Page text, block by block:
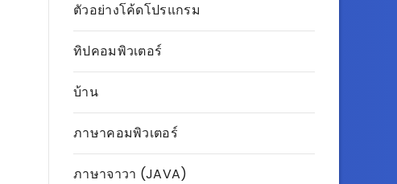
ตัวอย่างโค้ดโปรแกรม
ทิปคอมพิวเตอร์
บ้าน
ภาษาคอมพิวเตอร์
ภาษาจาวา (JAVA)